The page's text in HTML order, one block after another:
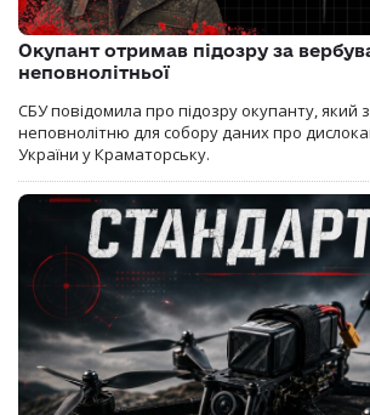
Окупант отримав підозру за
неповнолітньої
СБУ повідомила про підозру окупанту, який
неповнолітню для собору даних про
України у Краматорську.